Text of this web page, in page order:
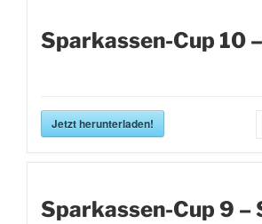
Sparkassen-Cup 10
Jetzt herunterladen!
Sparkassen-Cup 9 –